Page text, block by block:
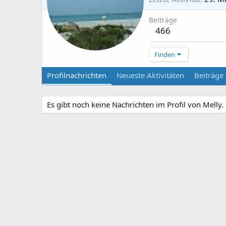
Beiträge
466
Finden
Profilnachrichten Neueste Aktivitäten Beiträge
Es gibt noch keine Nachrichten im Profil von Melly.